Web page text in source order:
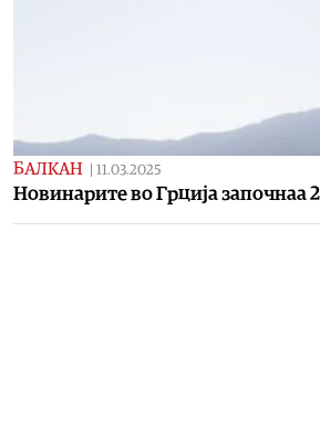
БАЛКАН 11.03.2025
Новинарите во Грција започнаа